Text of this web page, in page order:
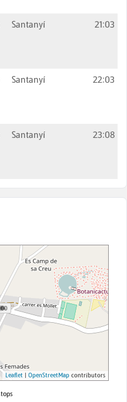
Santanyí 21:03
Santanyí 22:03
Santanyí 23:08